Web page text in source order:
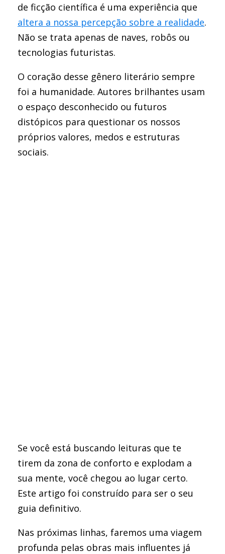
de ficção científica é uma experiência que
altera a nossa percepção sobre a realidade.
Não se trata apenas de naves, robôs ou
tecnologias futuristas.
O coração desse gênero literário sempre
foi a humanidade. Autores brilhantes usam
o espaço desconhecido ou futuros
distópicos para questionar os nossos
próprios valores, medos e estruturas
sociais.
Se você está buscando leituras que te
tirem da zona de conforto e explodam a
sua mente, você chegou ao lugar certo.
Este artigo foi construído para ser o seu
guia definitivo.
Nas próximas linhas, faremos uma viagem
profunda pelas obras mais influentes já